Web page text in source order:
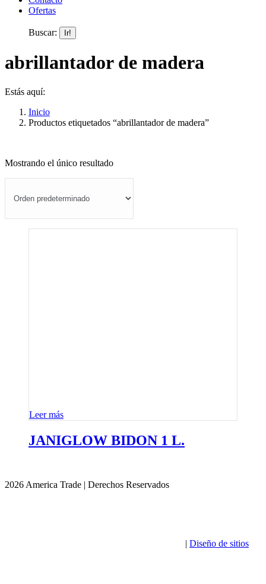
Ofertas
Buscar:
abrillantador de madera
Estás aquí:
Inicio
Productos etiquetados “abrillantador de madera”
Mostrando el único resultado
Leer más
JANIGLOW BIDON 1 L.
2026 America Trade | Derechos Reservados
| Diseño de sitios